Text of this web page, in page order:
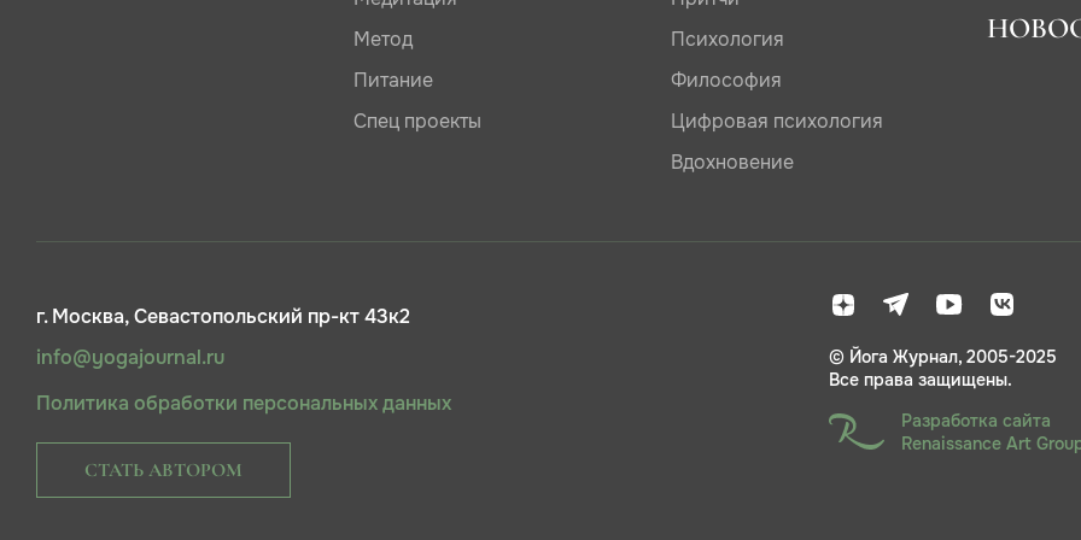
Метод
Питание
Спец проекты
Психология
Философия
Цифровая психология
Вдохновение
г. Москва, Севастопольский пр-кт 43к2
info@yogajournal.ru
Политика обработки персональных данных
СТАТЬ АВТОРОМ
© Йога Журнал, 2005-2025
Все права защищены.
Разработка сайта
Renaissance Art